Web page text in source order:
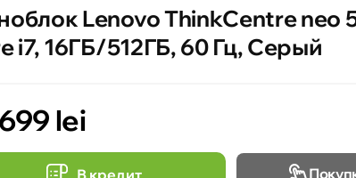
Lenovo ThinkCentre neo
i7, 16ГБ/512ГБ, 60 Гц, Серый
lei
В кредит